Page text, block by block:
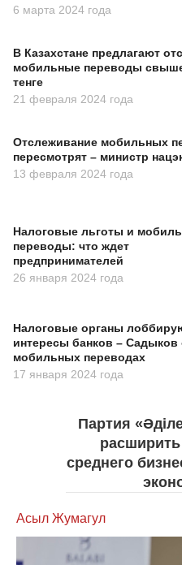
6 марта 2024 года
В Казахстане предлагают
мобильные переводы
тенге
21 февраля 2024 года
Отслеживание мобильных
пересмотрят – министр
13 февраля 2024 года
Налоговые льготы и
переводы: что ждет
предпринимателей
26 января 2024 года
Налоговые органы
интересы банков – Садыков
мобильных переводах
17 января 2024 года
Партия
среднего
Асыл Жумагул